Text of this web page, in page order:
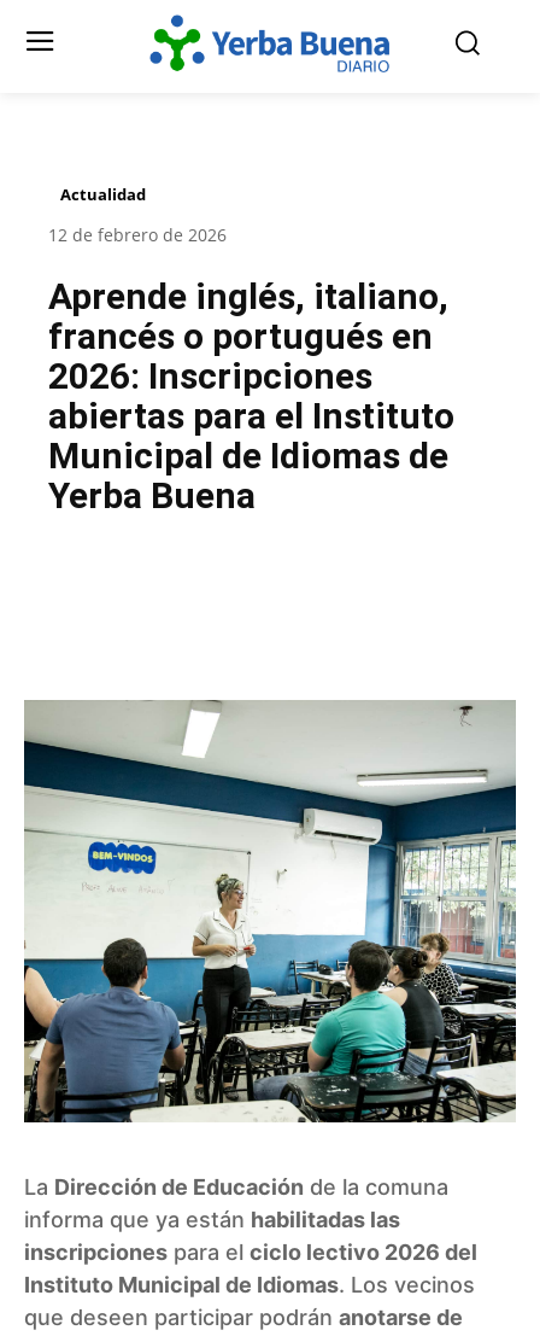
Actualidad
12 de febrero de 2026
Aprende inglés, italiano,
francés o portugués en
2026: Inscripciones
abiertas para el Instituto
Municipal de Idiomas de
Yerba Buena
La Dirección de Educación de la comuna
informa que ya están habilitadas las
inscripciones para el ciclo lectivo 2026 del
Instituto Municipal de Idiomas. Los vecinos
que deseen participar podrán anotarse de